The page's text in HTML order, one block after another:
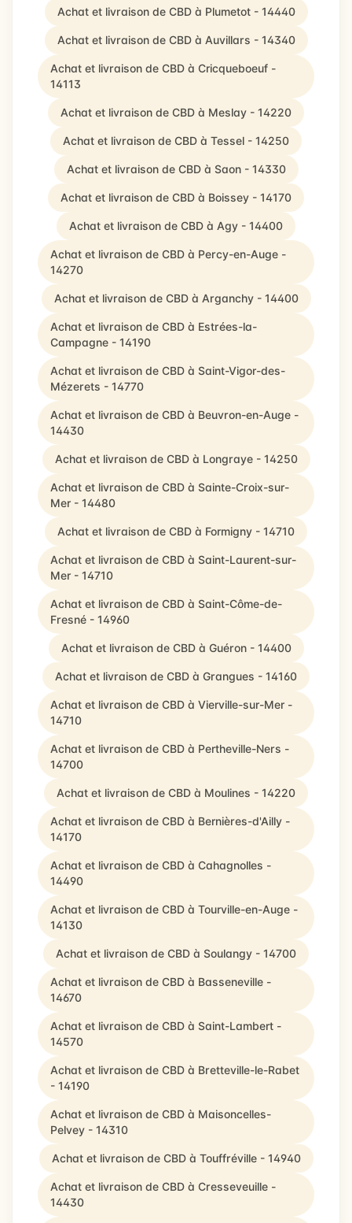
Achat et livraison de CBD à Plumetot - 14440
Achat et livraison de CBD à Auvillars - 14340
Achat et livraison de CBD à Cricqueboeuf -
14113
Achat et livraison de CBD à Meslay - 14220
Achat et livraison de CBD à Tessel - 14250
Achat et livraison de CBD à Saon - 14330
Achat et livraison de CBD à Boissey - 14170
Achat et livraison de CBD à Agy - 14400
Achat et livraison de CBD à Percy-en-Auge -
14270
Achat et livraison de CBD à Arganchy - 14400
Achat et livraison de CBD à Estrées-la-
Campagne - 14190
Achat et livraison de CBD à Saint-Vigor-des-
Mézerets - 14770
Achat et livraison de CBD à Beuvron-en-Auge -
14430
Achat et livraison de CBD à Longraye - 14250
Achat et livraison de CBD à Sainte-Croix-sur-
Mer - 14480
Achat et livraison de CBD à Formigny - 14710
Achat et livraison de CBD à Saint-Laurent-sur-
Mer - 14710
Achat et livraison de CBD à Saint-Côme-de-
Fresné - 14960
Achat et livraison de CBD à Guéron - 14400
Achat et livraison de CBD à Grangues - 14160
Achat et livraison de CBD à Vierville-sur-Mer -
14710
Achat et livraison de CBD à Pertheville-Ners -
14700
Achat et livraison de CBD à Moulines - 14220
Achat et livraison de CBD à Bernières-d'Ailly -
14170
Achat et livraison de CBD à Cahagnolles -
14490
Achat et livraison de CBD à Tourville-en-Auge -
14130
Achat et livraison de CBD à Soulangy - 14700
Achat et livraison de CBD à Basseneville -
14670
Achat et livraison de CBD à Saint-Lambert -
14570
Achat et livraison de CBD à Bretteville-le-Rabet
- 14190
Achat et livraison de CBD à Maisoncelles-
Pelvey - 14310
Achat et livraison de CBD à Touffréville - 14940
Achat et livraison de CBD à Cresseveuille -
14430